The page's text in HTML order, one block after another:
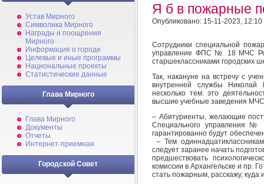
Устав Мирного
Символика Мирного
Награды и поощрения
Мирного
Информация о городе
Целевые и иные программы
Национальные проекты
Статистические данные
Глава Мирного
Глава Мирного
Документы
Отчеты
Интернет-приемная
Городской Совет
Я б в пожарные
Опубликовано: 15-11-2023, 12:10
Сотрудники специальной
управление ФПС № 18 МЧС
старшеклассниками городских
Так, накануне на встречу с
внутренней службы Николай
несколько тем: это
высшие учебные заведения МЧС
– Абитуриенты, желающие
Специального управления №
гарантированно будут
– Тем
следует заранее начать
предшествовать
комиссии в Архангельске и пр.
стать пожарным, расскажу, куда